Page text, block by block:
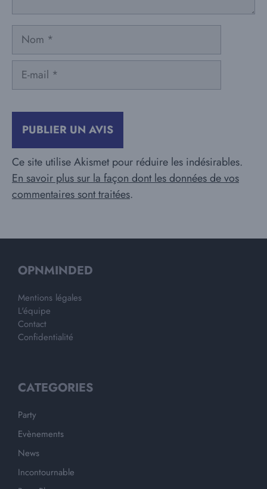
Nom
Ce site utilise Akismet pour réduire les indésirables.
En savoir plus sur la façon dont les données de vos
commentaires sont traitées.
OPNMINDED
Mentions légales
L'équipe
Contact
Confidentialité
CATEGORIES
Party
Evènements
News
Incontournable